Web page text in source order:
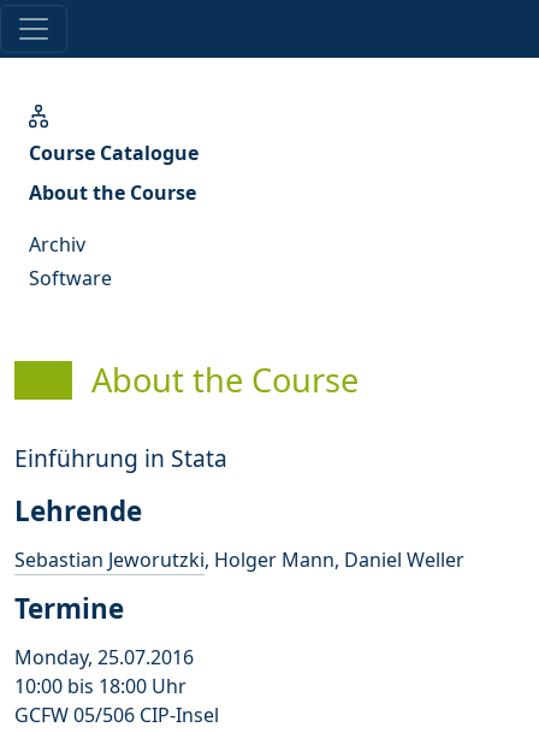
Course Catalogue
About the Course
Archiv
Software
About the Course
Einführung in Stata
Lehrende
Sebastian Jeworutzki, Holger Mann, Daniel Weller
Termine
Monday, 25.07.2016
10:00 bis 18:00 Uhr
GCFW 05/506 CIP-Insel